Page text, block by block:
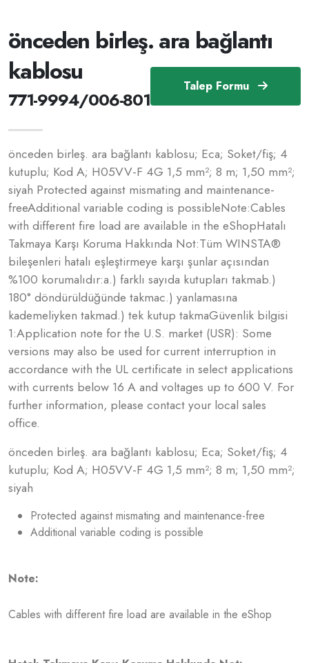
Talep Formu
önceden birleş. ara bağlantı
kablosu
771-9994/006-801
önceden birleş. ara bağlantı kablosu; Eca; Soket/fiş; 4
kutuplu; Kod A; H05VV-F 4G 1,5 mm²; 8 m; 1,50 mm²;
siyah Protected against mismating and maintenance-
freeAdditional variable coding is possibleNote: Cables
with different fire load are available in the eShopHatalı
Takmaya Karşı Koruma Hakkında Not:Tüm WINSTA®
bileşenleri hatalı eşleştirmeye karşı şunlar açısından
%100 korumalıdır:a.) farklı sayıda kutupları takmab.)
180° döndürüldüğünde takmac.) yanlamasına
kademeliyken takmad.) tek kutup takmaGüvenlik bilgisi
1:Application note for the U.S. market (USR): Some
versions may also be used for current interruption in
accordance with the UL certificate in select applications
with currents below 16 A and voltages up to 600 V. For
further information, please contact your local sales
office.
önceden birleş. ara bağlantı kablosu; Eca; Soket/fiş; 4
kutuplu; Kod A; H05VV-F 4G 1,5 mm²; 8 m; 1,50 mm²;
siyah
Protected against mismating and maintenance-free
Additional variable coding is possible
Note:
Cables with different fire load are available in the eShop